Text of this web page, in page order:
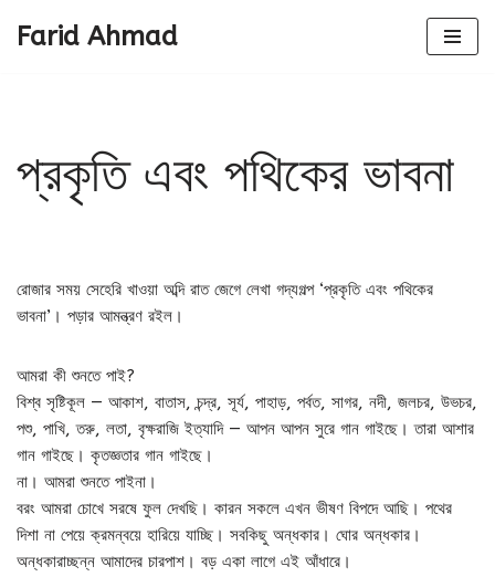
Farid Ahmad
প্রকৃতি এবং পথিকের ভাবনা
রোজার সময় সেহেরি খাওয়া অব্দি রাত জেগে লেখা গদ্যগল্প ‘প্রকৃতি এবং পথিকের
ভাবনা’। পড়ার আমন্ত্রণ রইল।
আমরা কী শুনতে পাই?
বিশ্ব সৃষ্টিকূল — আকাশ, বাতাস, চন্দ্র, সূর্য, পাহাড়, পর্বত, সাগর, নদী, জলচর, উভচর,
পশু, পাখি, তরু, লতা, বৃক্ষরাজি ইত্যাদি — আপন আপন সুরে গান গাইছে। তারা আশার
গান গাইছে। কৃতজ্ঞতার গান গাইছে।
না। আমরা শুনতে পাইনা।
বরং আমরা চোখে সরষে ফুল দেখছি। কারন সকলে এখন ভীষণ বিপদে আছি। পথের
দিশা না পেয়ে ক্রমন্বয়ে হারিয়ে যাচ্ছি। সবকিছু অন্ধকার। ঘোর অন্ধকার।
অন্ধকারাচ্ছন্ন আমাদের চারপাশ। বড় একা লাগে এই আঁধারে।